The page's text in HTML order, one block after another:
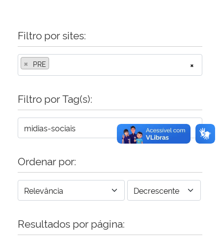
Planalto
Filtro por sites:
×
× PRE
Filtro por Tag(s):
Ordenar por:
Resultados por página: